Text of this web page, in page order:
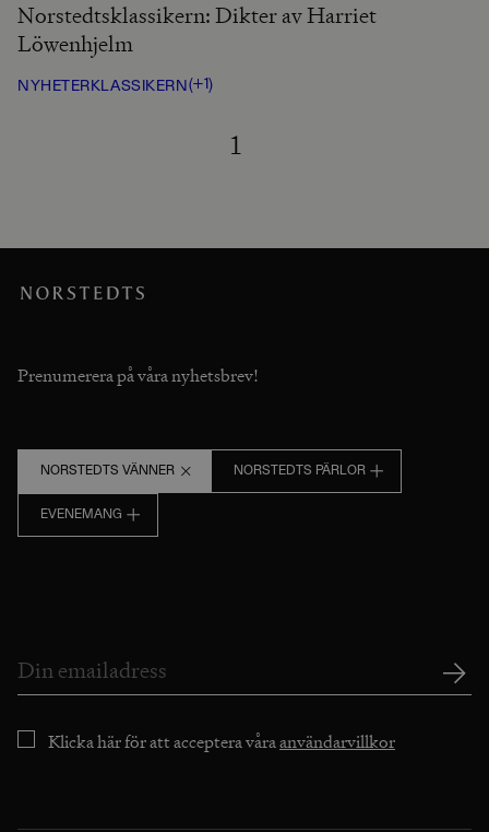
Norstedtsklassikern: Dikter av Harriet
Löwenhjelm
NYHETER KLASSIKERN (+1)
1
Prenumerera på våra nyhetsbrev!
NORSTEDTS VÄNNER NORSTEDTS PÄRLOR
EVENEMANG
Klicka här för att acceptera våraanvändarvillkor